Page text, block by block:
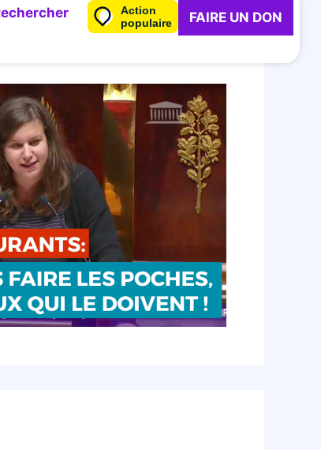
Action
populaire
FAIRE UN DON